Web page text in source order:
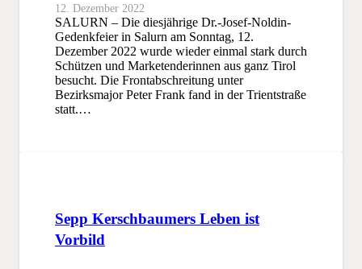
12. Dezember 2022
SALURN – Die diesjährige Dr.-Josef-Noldin-
Gedenkfeier in Salurn am Sonntag, 12.
Dezember 2022 wurde wieder einmal stark durch
Schützen und Marketenderinnen aus ganz Tirol
besucht. Die Frontabschreitung unter
Bezirksmajor Peter Frank fand in der Trientstraße
statt.…
Sepp Kerschbaumers Leben ist
Vorbild